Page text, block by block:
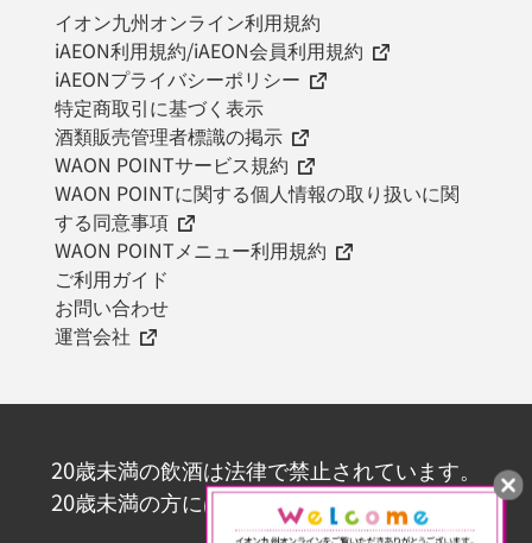
イオン九州オンライン利用規約
iAEON利用規約/iAEON会員利用規約
iAEONプライバシーポリシー
特定商取引に基づく表示
酒類販売管理者標識の掲示
WAON POINTサービス規約
WAON POINTに関する個人情報の取り扱いに関
する同意事項
WAON POINTメニュー利用規約
ご利用ガイド
お問い合わせ
運営会社
20歳未満の飲酒は法律で禁止されています。
20歳未満の方にはお酒を販売いたしません。